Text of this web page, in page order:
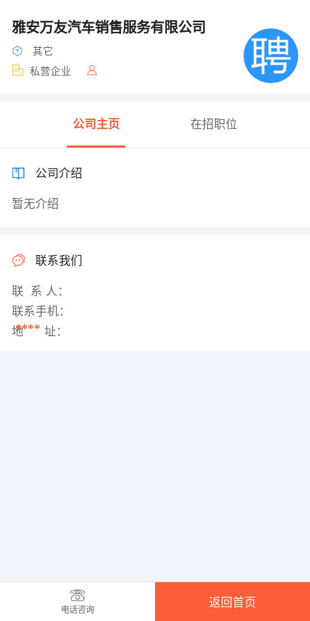
雅安万友汽车销售服务有限公司
其它
私营企业
公司主页 在招职位
公司介绍
暂无介绍
联系我们
联 系 人：
联系手机：
****
地 址：
电话咨询
返回首页